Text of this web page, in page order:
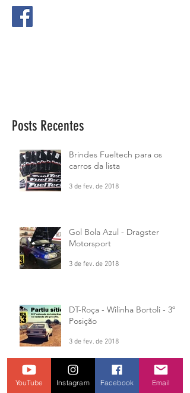
Posts Recentes
Brindes Fueltech para os
carros da lista
3 de fev. de 2018
Gol Bola Azul - Dragster
Motorsport
3 de fev. de 2018
DT-Roça - Wilinha Bortoli - 3º
Posição
3 de fev. de 2018
Liko´s Drag Racing - 7º Posição
YouTube Instagram Facebook Email